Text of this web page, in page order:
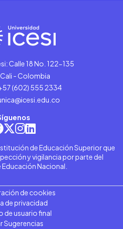
Calle 18 No. 122-135
- Colombia
(602) 555 2334
de Educación Superior que
y vigilancia por parte del
Nacional.
de cookies
de privacidad
de usuario final
Sugerencias